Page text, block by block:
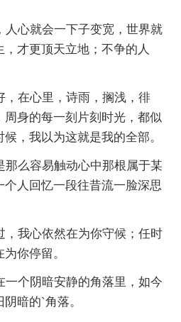
人心就会一下子变宽，世界就
才更顶天立地；不争的人
，在心里，诗雨，搁浅，徘
身的每一刻片刻时光，都似
，我以为这就是我的全部。
那么容易触动心中那根属于某
人回忆一段往昔流一脸深思
，我心依然在为你守候；任时
你停留。
一个阴暗安静的角落里，如今
暗的`角落。